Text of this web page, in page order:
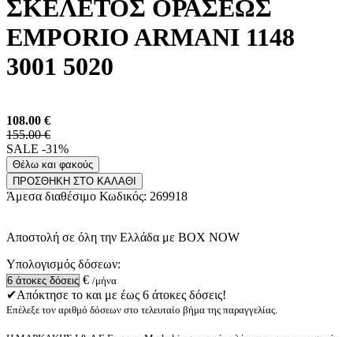
ΣΚΕΛΕΤΟΣ ΟΡΑΣΕΩΣ
EMPORIO ARMANI 1148
3001 5020
108.00 €
155.00 €
SALE -31%
Θέλω και φακούς
ΠΡΟΣΘΗΚΗ ΣΤΟ ΚΑΛΑΘΙ
Άμεσα διαθέσιμο Κωδικός: 269918
Αποστολή σε όλη την Ελλάδα με BOX NOW
Υπολογισμός δόσεων:
€ /μήνα
✔Απόκτησε το και με έως 6 άτοκες δόσεις!
Επέλεξε τον αριθμό δόσεων στο τελευταίο βήμα της παραγγελίας.